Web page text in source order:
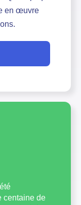
en œuvre
centaine de